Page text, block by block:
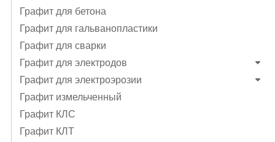
Графит для бетона
Графит для гальванопластики
Графит для сварки
Графит для электродов
Графит для электроэрозии
Графит измельченный
Графит КЛС
Графит КЛТ